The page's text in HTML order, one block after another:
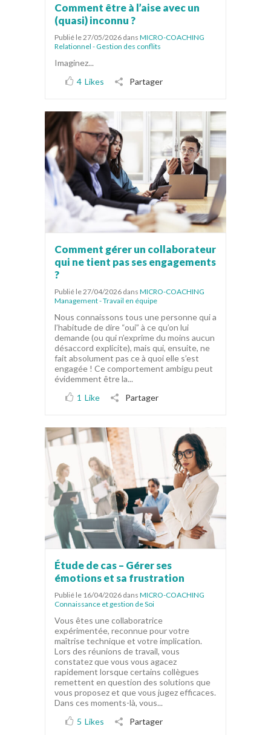
Comment être à l’aise avec un
(quasi) inconnu ?
Publié le 27/05/2026 dans MICRO-COACHING
Relationnel - Gestion des conflits
Imaginez...
4 Likes Partager
Comment gérer un collaborateur
qui ne tient pas ses engagements
?
Publié le 27/04/2026 dans MICRO-COACHING
Management - Travail en équipe
Nous connaissons tous une personne qui a
l’habitude de dire “oui” à ce qu’on lui
demande (ou qui n’exprime du moins aucun
désaccord explicite), mais qui, ensuite, ne
fait absolument pas ce à quoi elle s’est
engagée ! Ce comportement ambigu peut
évidemment être la...
1 Like Partager
Étude de cas – Gérer ses
émotions et sa frustration
Publié le 16/04/2026 dans MICRO-COACHING
Connaissance et gestion de Soi
Vous êtes une collaboratrice
expérimentée, reconnue pour votre
maîtrise technique et votre implication.
Lors des réunions de travail, vous
constatez que vous vous agacez
rapidement lorsque certains collègues
remettent en question des solutions que
vous proposez et que vous jugez efficaces.
Dans ces moments-là, vous...
5 Likes Partager